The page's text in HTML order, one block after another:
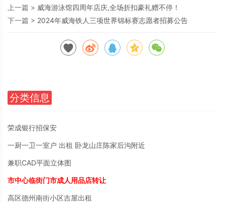
上一篇 > 威海游泳馆四周年店庆,全场折扣豪礼赠不停！
下一篇 > 2024年威海铁人三项世界锦标赛志愿者招募公告
分类信息
荣成银行招保安
一厨一卫一室户 出租 卧龙山庄陈家后沟附近
兼职CAD平面立体图
市中心临街门市成人用品店转让
高区德州南街小区吉屋出租